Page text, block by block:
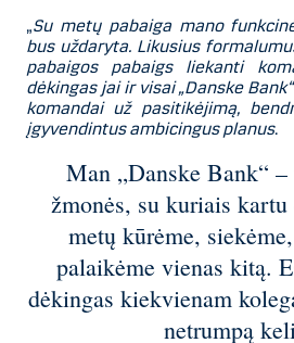
„Su metų pabaiga mano
bus uždaryta. Likusius
pabaigos pabaigs liekanti
dėkingas jai ir visai „Danske
komandai už pasitikėjimą,
įgyvendintus ambicingus planus.
Man „Danske Bank“ –
žmonės, su kuriais
metų kūrėme,
palaikėme vienas kitą.
dėkingas kiekvienam
netrumpą